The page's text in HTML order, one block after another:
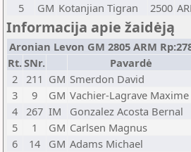
5
GM Kotanjian Tigran 2500
Informacija apie žaidėją
Aronian Levon GM 2805 ARM
Rt.SNr. Pavardė
2
211 GM Smerdon David
3
9 GM Vachier-Lagrave Maxime
4
267 IM Gonzalez Acosta Bernal
5
1 GM Carlsen Magnus
6
14 GM Adams Michael